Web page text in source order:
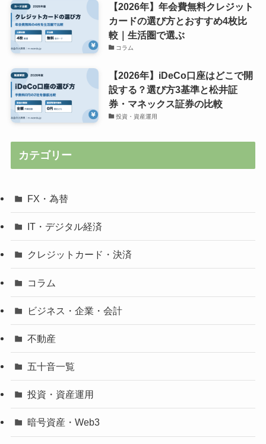
【2026年】年会費無料クレジット
カードの選び方とおすすめ4枚比
較｜生活圏で選ぶ
コラム
【2026年】iDeCo口座はどこで開
設する？選び方3基準と松井証
券・マネックス証券の比較
投資・資産運用
カテゴリー
FX・為替
IT・デジタル経済
クレジットカード・決済
コラム
ビジネス・企業・会計
不動産
五十音一覧
投資・資産運用
暗号資産・Web3